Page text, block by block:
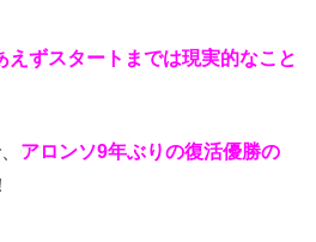
えずスタートまでは現実的なこと
アロンソ9年ぶりの復活優勝の